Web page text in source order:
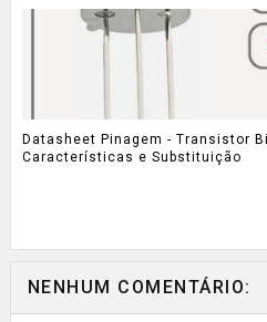
Datasheet Pinagem - Transistor
Características e Substituição
NENHUM COMENTÁRIO: